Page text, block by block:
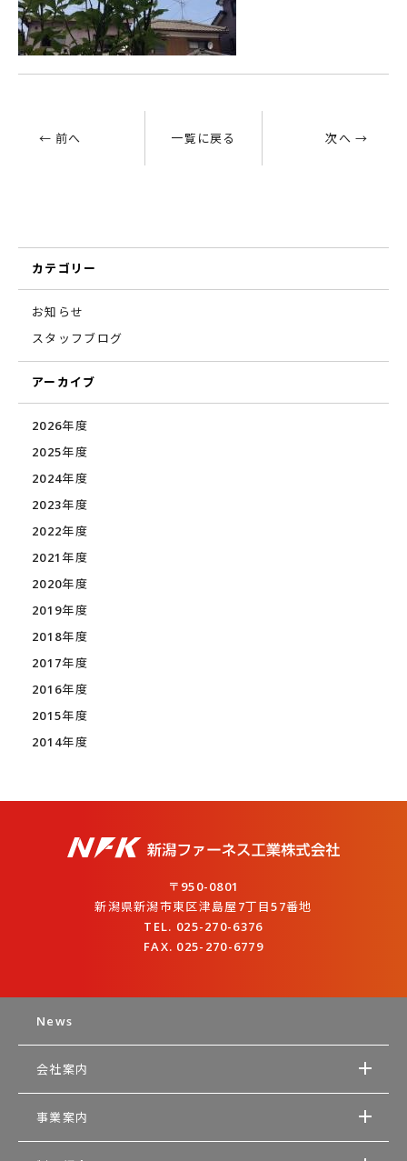
← 前へ 一覧に戻る 次へ →
カテゴリー
お知らせ
スタッフブログ
アーカイブ
2026年度
2025年度
2024年度
2023年度
2022年度
2021年度
2020年度
2019年度
2018年度
2017年度
2016年度
2015年度
2014年度
〒950-0801
新潟県新潟市東区津島屋7丁目57番地
TEL. 025-270-6376
FAX. 025-270-6779
News
会社案内
事業案内